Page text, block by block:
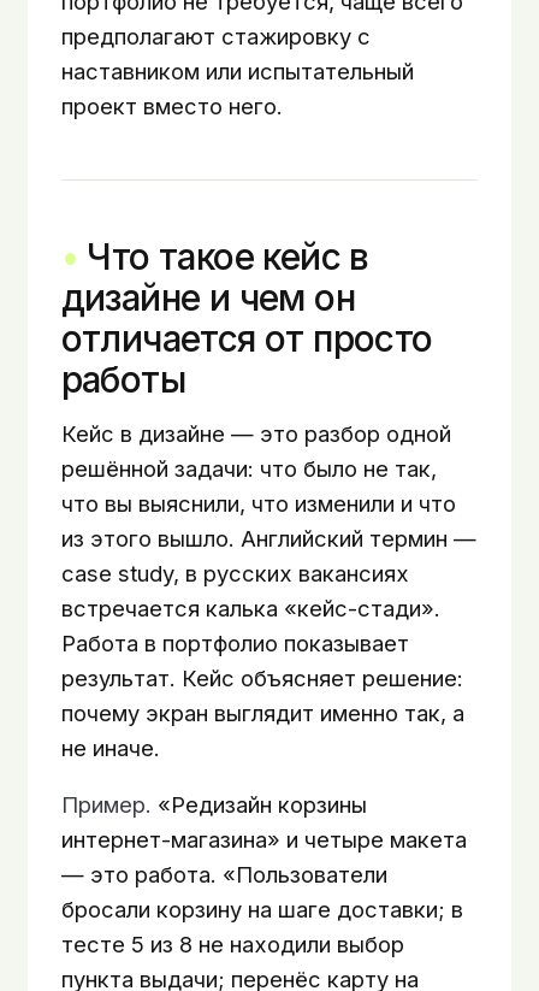
предполагают стажировку с
наставником или испытательный
проект вместо него.
Что такое кейс в
дизайне и чем он
отличается от просто
работы
Кейс в дизайне — это разбор одной
решённой задачи: что было не так,
что вы выяснили, что изменили и что
из этого вышло. Английский термин —
case study, в русских вакансиях
встречается калька «кейс-стади».
Работа в портфолио показывает
результат. Кейс объясняет решение:
почему экран выглядит именно так, а
не иначе.
Пример. «Редизайн корзины
интернет-магазина» и четыре макета
— это работа. «Пользователи
бросали корзину на шаге доставки; в
тесте 5 из 8 не находили выбор
пункта выдачи; перенёс карту на